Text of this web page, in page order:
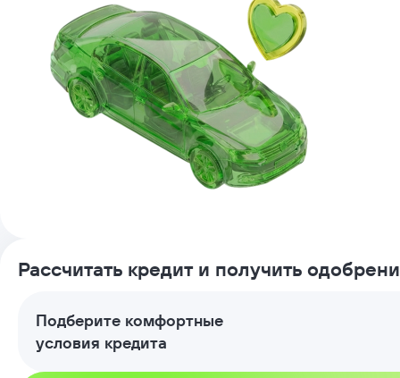
Рассчитать кредит и получить
Подберите комфортные
условия кредита